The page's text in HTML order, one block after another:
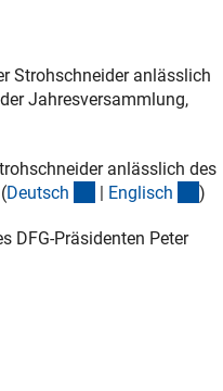
Strohschneider anlässlich
Jahresversammlung,
anlässlich des
Deutsch (Download)
| Englisch )
DFG-Präsidenten Peter